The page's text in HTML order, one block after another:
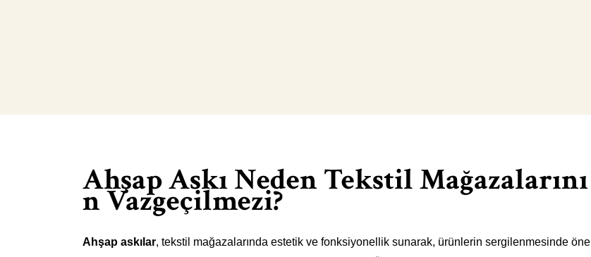
Ahşap Askı Neden Tekstil Mağazalarını
n Vazgeçilmezi?
Ahşap askılar, tekstil mağazalarında estetik ve fonksiyonellik sunarak, ürünlerin sergilenmesinde öne